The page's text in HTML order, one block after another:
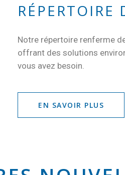
RÉPERTOIRE
Notre répertoire renferme
offrant des solutions
vous avez besoin.
EN SAVOIR PLUS